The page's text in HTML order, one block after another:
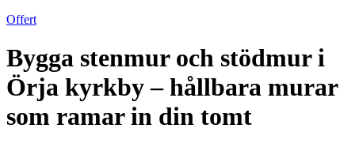
Offert
Bygga stenmur och stödmur i
Örja kyrkby – hållbara murar
som ramar in din tomt